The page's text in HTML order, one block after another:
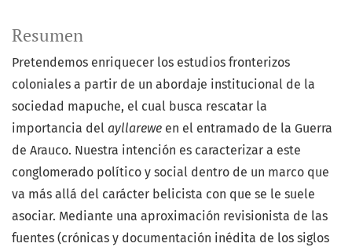
Resumen
Pretendemos enriquecer los estudios fronterizos
coloniales a partir de un abordaje institucional de la
sociedad mapuche, el cual busca rescatar la
importancia del ayllarewe en el entramado de la Guerra
de Arauco. Nuestra intención es caracterizar a este
conglomerado político y social dentro de un marco que
va más allá del carácter belicista con que se le suele
asociar. Mediante una aproximación revisionista de las
fuentes (crónicas y documentación inédita de los siglos